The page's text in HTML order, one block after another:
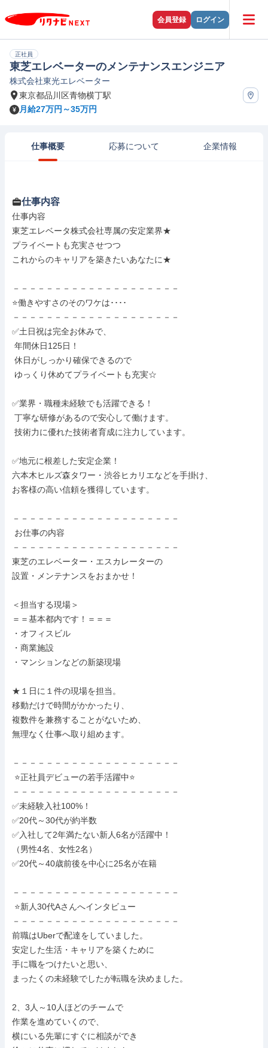
会員登録 ログイン
正社員
東芝エレベーターのメンテナンスエンジニア
株式会社東光エレベーター
東京都品川区青物横丁駅
月給27万円～35万円
仕事概要 応募について 企業情報
仕事内容
仕事内容
東芝エレベータ株式会社専属の安定業界★
プライベートも充実させつつ
これからのキャリアを築きたいあなたに★
－－－－－－－－－－－－－－－－－－－－
⭐働きやすさのそのワケは････
－－－－－－－－－－－－－－－－－－－－
✅土日祝は完全お休みで、
✅業界・職種未経験でも活躍できる！
✅地元に根差した安定企業！
六本木ヒルズ森タワー・渋谷ヒカリエなどを手掛け、
お客様の高い信頼を獲得しています。
－－－－－－－－－－－－－－－－－－－－
－－－－－－－－－－－－－－－－－－－－
東芝のエレベーター・エスカレーターの
設置・メンテナンスをおまかせ！
＜担当する現場＞
＝＝基本都内です！＝＝＝
・オフィスビル
・商業施設
・マンションなどの新築現場
★１日に１件の現場を担当。
移動だけで時間がかかったり、
複数件を兼務することがないため、
無理なく仕事へ取り組めます。
－－－－－－－－－－－－－－－－－－－－
－－－－－－－－－－－－－－－－－－－－
✅未経験入社100%！
✅20代～30代が約半数
✅入社して2年満たない新人6名が活躍中！
（男性4名、女性2名）
✅20代～40歳前後を中心に25名が在籍
－－－－－－－－－－－－－－－－－－－－
－－－－－－－－－－－－－－－－－－－－
前職はUberで配達をしていました。
安定した生活・キャリアを築くために
手に職をつけたいと思い、
まったくの未経験でしたが転職を決めました。
2、3人～10人ほどのチームで
作業を進めていくので、
横にいる先輩にすぐに相談ができ